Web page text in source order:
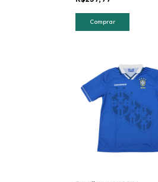
Comprar